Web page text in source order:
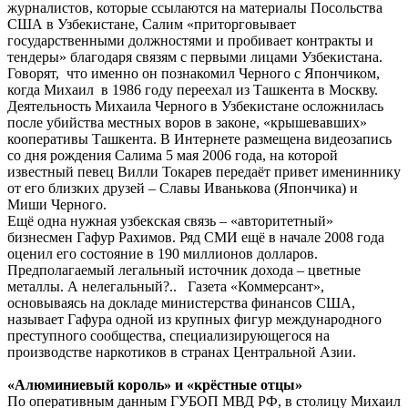
журналистов, которые ссылаются на материалы Посольства
США в Узбекистане, Салим «приторговывает
государственными должностями и пробивает контракты и
тендеры» благодаря связям с первыми лицами Узбекистана.
Говорят, что именно он познакомил Черного с Япончиком,
когда Михаил в 1986 году переехал из Ташкента в Москву.
Деятельность Михаила Черного в Узбекистане осложнилась
после убийства местных воров в законе, «крышевавших»
кооперативы Ташкента. В Интернете размещена видеозапись
со дня рождения Салима 5 мая 2006 года, на которой
известный певец Вилли Токарев передаёт привет имениннику
от его близких друзей – Славы Иванькова (Япончика) и
Миши Черного.
Ещё одна нужная узбекская связь – «авторитетный»
бизнесмен Гафур Рахимов. Ряд СМИ ещё в начале 2008 года
оценил его состояние в 190 миллионов долларов.
Предполагаемый легальный источник дохода – цветные
металлы. А нелегальный?.. Газета «Коммерсант»,
основываясь на докладе министерства финансов США,
называет Гафура одной из крупных фигур международного
преступного сообщества, специализирующегося на
производстве наркотиков в странах Центральной Азии.
«Алюминиевый король» и «крёстные отцы»
По оперативным данным ГУБОП МВД РФ, в столицу Михаил